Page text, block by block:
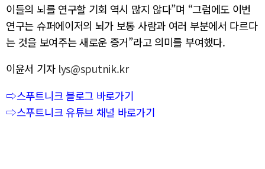
이들의 뇌를 연구할 기회 역시 많지 않다”며 “그럼에도 이번
연구는 슈퍼에이저의 뇌가 보통 사람과 여러 부분에서 다르다
는 것을 보여주는 새로운 증거”라고 의미를 부여했다.
이윤서 기자 lys@sputnik.kr
⇨스푸트니크 블로그 바로가기
⇨스푸트니크 유튜브 채널 바로가기